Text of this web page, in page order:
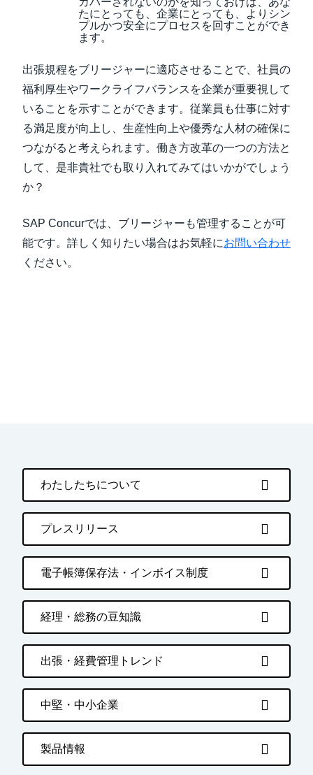
たにとっても、企業にとっても、よりシン
プルかつ安全にプロセスを回すことができ
ます。
出張規程をブリージャーに適応させることで、社員の
福利厚生やワークライフバランスを企業が重要視して
いることを示すことができます。従業員も仕事に対す
る満足度が向上し、生産性向上や優秀な人材の確保に
つながると考えられます。働き方改革の一つの方法と
して、是非貴社でも取り入れてみてはいかがでしょう
か？
SAP Concurでは、ブリージャーも管理することが可
能です。詳しく知りたい場合はお気軽にお問い合わせ
ください。
わたしたちについて
プレスリリース
電子帳簿保存法・インボイス制度
経理・総務の豆知識
出張・経費管理トレンド
中堅・中小企業
製品情報